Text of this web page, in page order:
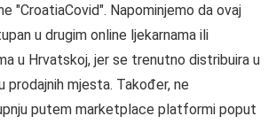
"CroatiaCovid". Napominjemo da ovaj
u drugim online ljekarnama ili
u Hrvatskoj, jer se trenutno distribuira u
prodajnih mjesta. Također, ne
putem marketplace platformi poput